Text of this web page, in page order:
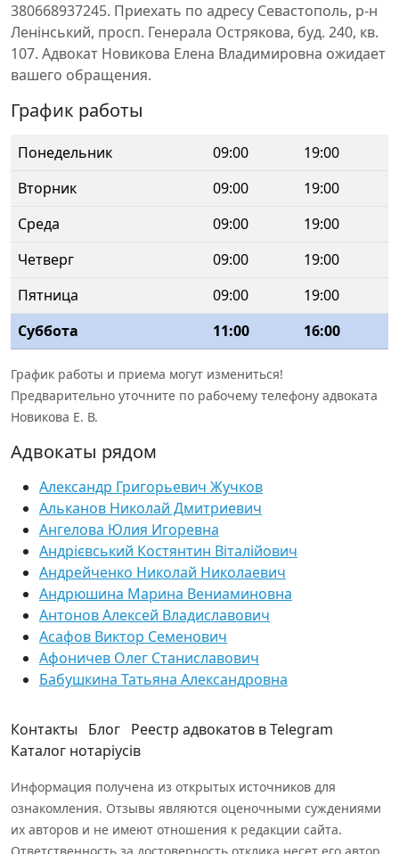
380668937245. Приехать по адресу Севастополь, р-н
Ленінський, просп. Генерала Острякова, буд. 240, кв.
107. Адвокат Новикова Елена Владимировна ожидает
вашего обращения.
График работы
Понедельник 09:00
19:00
Вторник
09:00
19:00
Среда
09:00
19:00
Четверг
09:00
19:00
Пятница
09:00
19:00
Суббота
11:00 16:00
График работы и приема могут измениться!
Предварительно уточните по рабочему телефону адвоката
Новикова Е. В.
Адвокаты рядом
Александр Григорьевич Жучков
Альканов Николай Дмитриевич
Ангелова Юлия Игоревна
Андрієвський Костянтин Віталійович
Андрейченко Николай Николаевич
Андрюшина Марина Вениаминовна
Антонов Алексей Владиславович
Асафов Виктор Семенович
Афоничев Олег Станиславович
Бабушкина Татьяна Александровна
Контакты Блог Реестр адвокатов в Telegram
Каталог нотаріусів
Информация получена из открытых источников для
ознакомления. Отзывы являются оценочными суждениями
их авторов и не имеют отношения к редакции сайта.